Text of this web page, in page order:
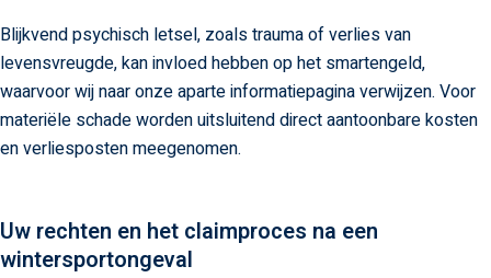
Blijkvend psychisch letsel, zoals trauma of verlies van
levensvreugde, kan invloed hebben op het smartengeld,
waarvoor wij naar onze aparte informatiepagina verwijzen. Voor
materiële schade worden uitsluitend direct aantoonbare kosten
en verliesposten meegenomen.
Uw rechten en het claimproces na een
wintersportongeval